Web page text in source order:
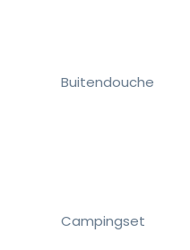
Buitendouche
Campingset